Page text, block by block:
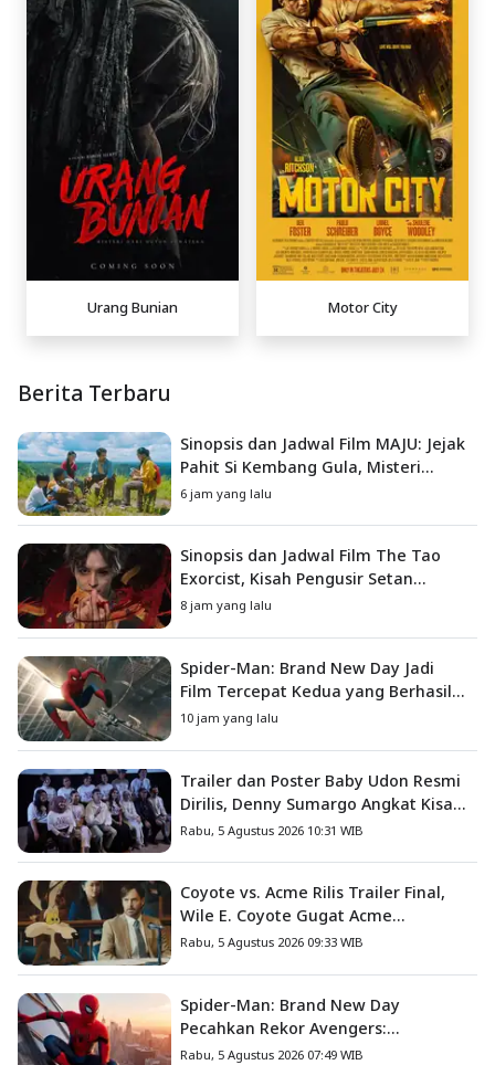
Urang Bunian Motor City
Berita Terbaru
Sinopsis dan Jadwal Film MAJU: Jejak
Pahit Si Kembang Gula, Misteri
Hilangnya Bagas di Lokasi Jambore
6 jam yang lalu
Sinopsis dan Jadwal Film The Tao
Exorcist, Kisah Pengusir Setan
Melawan Kutukan Mematikan
8 jam yang lalu
Spider-Man: Brand New Day Jadi
Film Tercepat Kedua yang Berhasil
Tembus US$1 Miliar
10 jam yang lalu
Trailer dan Poster Baby Udon Resmi
Dirilis, Denny Sumargo Angkat Kisah
Nyata Fanny Kondoh
Rabu, 5 Agustus 2026 10:31 WIB
Coyote vs. Acme Rilis Trailer Final,
Wile E. Coyote Gugat Acme
Corporation ke Pengadilan
Rabu, 5 Agustus 2026 09:33 WIB
Spider-Man: Brand New Day
Pecahkan Rekor Avengers:
Endgame, Cetak Debut Box Office
Rabu, 5 Agustus 2026 07:49 WIB